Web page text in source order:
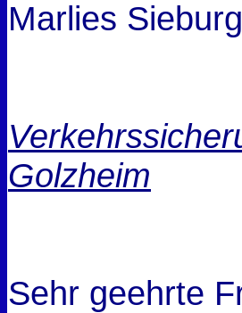
Marlies Sieburg
Golzheim
Sehr geehrte